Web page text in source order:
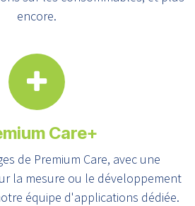
encore.
Care+
de Premium Care, avec une
la mesure ou le développement
équipe d'applications dédiée.